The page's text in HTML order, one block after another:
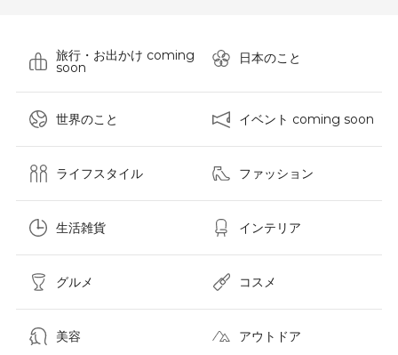
旅行・お出かけ coming
soon
日本のこと
世界のこと イベント coming soon
ライフスタイル ファッション
生活雑貨 インテリア
グルメ コスメ​
美容 アウトドア